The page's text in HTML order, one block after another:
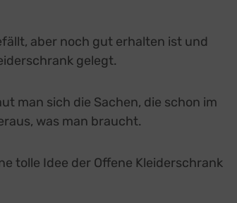
aber noch gut erhalten ist und
gelegt.
man sich die Sachen, die schon im
was man braucht.
tolle Idee der Offene Kleiderschrank